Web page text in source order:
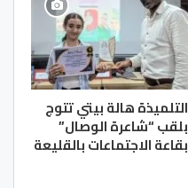
التلميذة هالة بيتي تتوج
بلقب “شاعرة الوصال”
بقاعة الاجتماعات بالقليعة